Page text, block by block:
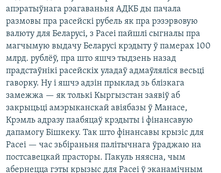
апэратыўнага рэагаваньня АДКБ ды пачала
размовы пра расейскі рубель як пра рэзэрвовую
валюту для Беларусі, з Расеі пайшлі сыгналы пра
магчымую выдачу Беларусі крэдыту ў памерах 100
млрд. рублёў, пра што яшчэ тыдзень назад
прадстаўнікі расейскіх уладаў адмаўляліся весьці
гаворку. Ну і яшчэ адзін прыклад зь блізкага
замежжа — як толькі Кыргызстан заявіў аб
закрыцьці амэрыканскай авіябазы ў Манасе,
Крэмль адразу паабяцаў крэдыты і фінансавую
дапамогу Бішкеку. Так што фінансавы крызіс для
Расеі — час зьбіраньня палітычнага ўраджаю на
постсавецкай прасторы. Пакуль няясна, чым
абернецца гэты крызыс для Расеі ў эканамічным